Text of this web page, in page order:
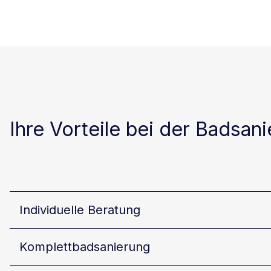
Ihre Vorteile bei der
Individuelle Beratung
Komplettbadsanierung